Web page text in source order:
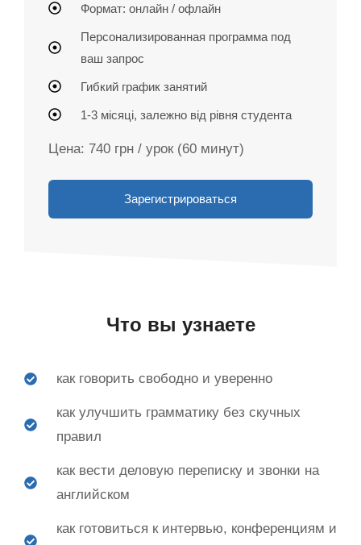
Формат: онлайн / офлайн
Персонализированная программа под
ваш запрос
Гибкий график занятий
1-3 місяці, залежно від рівня студента
Цена: 740 грн / урок (60 минут)
Зарегистрироваться
Что вы узнаете
как говорить свободно и уверенно
как улучшить грамматику без скучных
правил
как вести деловую переписку и звонки на
английском
как готовиться к интервью, конференциям и